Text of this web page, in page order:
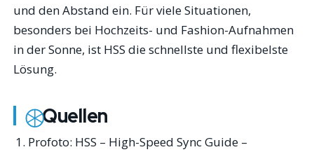
und den Abstand ein. Für viele Situationen,
besonders bei Hochzeits- und Fashion-Aufnahmen
in der Sonne, ist HSS die schnellste und flexibelste
Lösung.
Quellen
Profoto: HSS – High-Speed Sync Guide–